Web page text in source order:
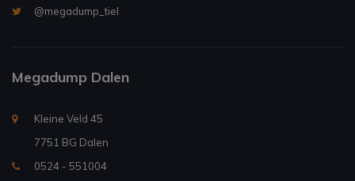
@megadump_tiel
Megadump Dalen
Kleine Veld 45
7751 BG Dalen
0524 - 551004